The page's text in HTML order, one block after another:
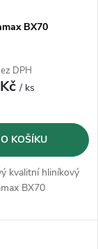
BX70
DPH
/ ks
KOŠÍKU
kvalitní hliníkový
BX70